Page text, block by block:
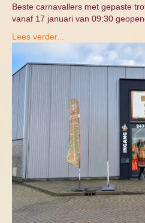
Beste carnavallers met gepaste
vanaf 17 januari van 09:30
Lees verder...